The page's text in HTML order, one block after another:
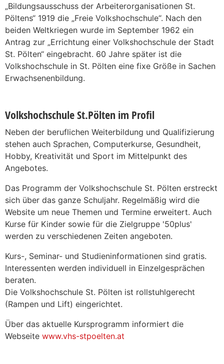
„Bildungsausschuss der Arbeiterorganisationen St.
Pöltens“ 1919 die „Freie Volkshochschule“. Nach den
beiden Weltkriegen wurde im September 1962 ein
Antrag zur „Errichtung einer Volkshochschule der Stadt
St. Pölten“ eingebracht. 60 Jahre später ist die
Volkshochschule in St. Pölten eine fixe Größe in Sachen
Erwachsenenbildung.
Volkshochschule St.Pölten im Profil
Neben der beruflichen Weiterbildung und Qualifizierung
stehen auch Sprachen, Computerkurse, Gesundheit,
Hobby, Kreativität und Sport im Mittelpunkt des
Angebotes.
Das Programm der Volkshochschule St. Pölten erstreckt
sich über das ganze Schuljahr. Regelmäßig wird die
Website um neue Themen und Termine erweitert. Auch
Kurse für Kinder sowie für die Zielgruppe '50plus'
werden zu verschiedenen Zeiten angeboten.
Kurs-, Seminar- und Studieninformationen sind gratis.
Interessenten werden individuell in Einzelgesprächen
beraten.
Die Volkshochschule St. Pölten ist rollstuhlgerecht
(Rampen und Lift) eingerichtet.
Über das aktuelle Kursprogramm informiert die
Webseite www.vhs-stpoelten.at